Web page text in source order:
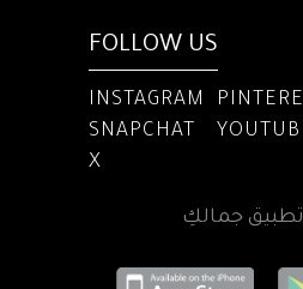
FOLLOW US
INSTAGRAM
SNAPCHAT
X
جمالكِ